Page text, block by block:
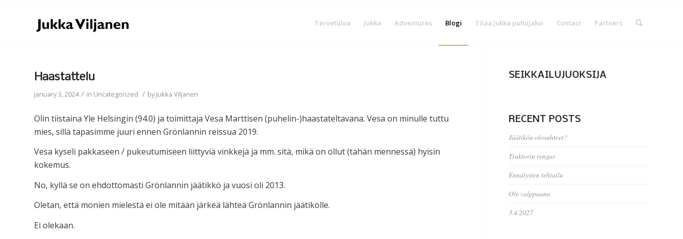
Tervetuloa Jukka Adventures Blogi Tilaa Jukka puhujaksi Contact Partners
Haastattelu
January 3, 2024 / in Uncategorized / byJukka Viljanen
Olin tiistaina Yle Helsingin (94.0) ja toimittaja Vesa Marttisen (puhelin-)haastateltavana. Vesa on minulle tuttu
mies, sillä tapasimme juuri ennen Grönlannin reissua 2019.
Vesa kyseli pakkaseen / pukeutumiseen liittyviä vinkkejä ja mm. sitä, mikä on ollut (tähän mennessä) hyisin
kokemus.
No, kyllä se on ehdottomasti Grönlannin jäätikkö ja vuosi oli 2013.
Oletan, että monien mielestä ei ole mitään järkeä lähteä Grönlannin jäätikölle.
Ei olekaan.
SEIKKAILUJUOKSIJA
RECENT POSTS
Jäätikön olosuhteet?
Traktorin rengas
Ennätysten tehtailu
Ole valppaana
3.4.2027